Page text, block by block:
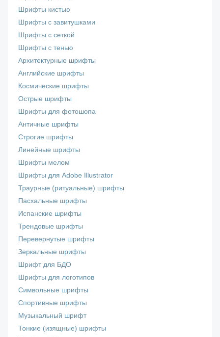
Шрифты кистью
Шрифты с завитушками
Шрифты с сеткой
Шрифты с тенью
Архитектурные шрифты
Английские шрифты
Космические шрифты
Острые шрифты
Шрифты для фотошопа
Античные шрифты
Строгие шрифты
Линейные шрифты
Шрифты мелом
Шрифты для Adobe Illustrator
Траурные (ритуальные) шрифты
Пасхальные шрифты
Испанские шрифты
Трендовые шрифты
Перевернутые шрифты
Зеркальные шрифты
Шрифт для БДО
Шрифты для логотипов
Символьные шрифты
Спортивные шрифты
Музыкальный шрифт
Тонкие (изящные) шрифты